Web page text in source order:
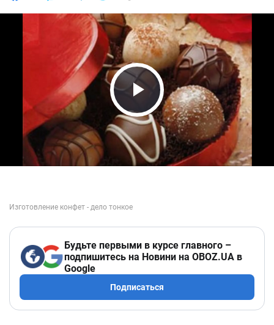
Play Video
Будьте первыми в курсе главного –
подпишитесь на Новини на OBOZ.UA в
Google
Подписаться